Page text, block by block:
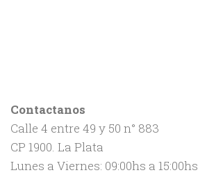
Contactanos
Calle 4 entre 49 y 50 n° 883
CP 1900. La Plata
Lunes a Viernes: 09:00hs a 15:00hs